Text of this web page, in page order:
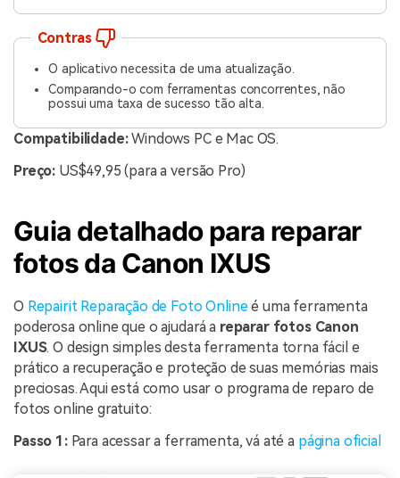
Contras
O aplicativo necessita de uma atualização.
Comparando-o com ferramentas concorrentes, não
possui uma taxa de sucesso tão alta.
Compatibilidade:Windows PC e Mac OS.
Preço: US$49,95 (para a versão Pro)
Guia detalhado para reparar
fotos da Canon IXUS
O Repairit Reparação de Foto Onlineé uma ferramenta
poderosa online que o ajudará a reparar fotos Canon
IXUS. O design simples desta ferramenta torna fácil e
prático a recuperação e proteção de suas memórias mais
preciosas. Aqui está como usar o programa de reparo de
fotos online gratuito:
Passo 1:Para acessar a ferramenta, vá até a página oficial